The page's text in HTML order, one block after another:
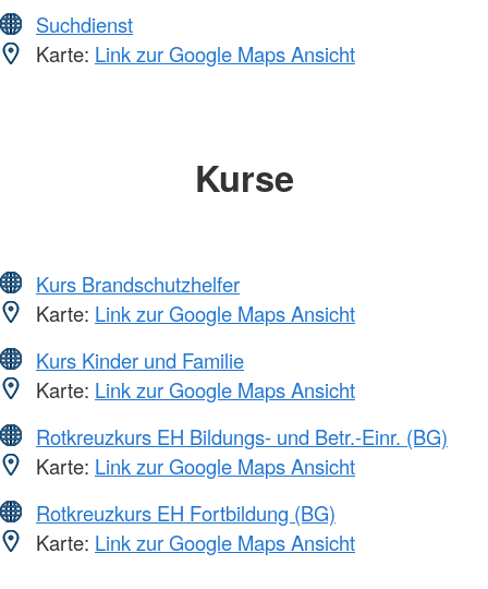
Suchdienst
Karte: Link zur Google Maps Ansicht
Kurse
Kurs Brandschutzhelfer
Karte: Link zur Google Maps Ansicht
Kurs Kinder und Familie
Karte: Link zur Google Maps Ansicht
Rotkreuzkurs EH Bildungs- und Betr.-Einr. (BG)
Karte: Link zur Google Maps Ansicht
Rotkreuzkurs EH Fortbildung (BG)
Karte: Link zur Google Maps Ansicht